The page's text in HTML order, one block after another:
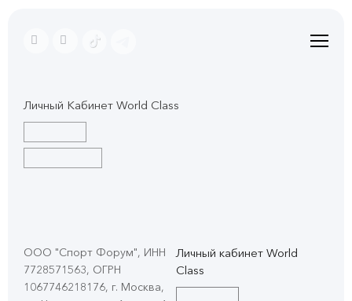
Личный Кабинет World Class
ООО "Спорт Форум", ИНН
7728571563, ОГРН
1067746218176, г. Москва,
Личный кабинет World
Class